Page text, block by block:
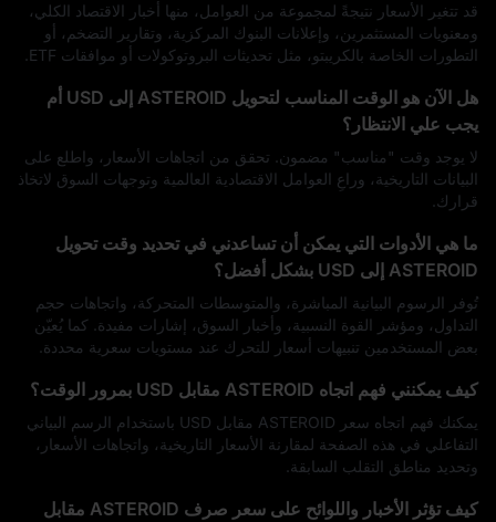
قد تتغير الأسعار نتيجةً لمجموعة من العوامل، منها أخبار الاقتصاد الكلي،
ومعنويات المستثمرين، وإعلانات البنوك المركزية، وتقارير التضخم، أو
التطورات الخاصة بالكريبتو، مثل تحديثات البروتوكولات أو موافقات ETF.
هل الآن هو الوقت المناسب لتحويل ASTEROID إلى USD أم
يجب علي الانتظار؟
لا يوجد وقت "مناسب" مضمون. تحقق من اتجاهات الأسعار، واطلع على
البيانات التاريخية، وراعِ العوامل الاقتصادية العالمية وتوجهات السوق لاتخاذ
قرارك.
ما هي الأدوات التي يمكن أن تساعدني في تحديد وقت تحويل
ASTEROID إلى USD بشكل أفضل؟
تُوفر الرسوم البيانية المباشرة، والمتوسطات المتحركة، واتجاهات حجم
التداول، ومؤشر القوة النسبية، وأخبار السوق، إشارات مفيدة. كما يُعيّن
بعض المستخدمين تنبيهات أسعار للتحرك عند مستويات سعرية محددة.
كيف يمكنني فهم اتجاه ASTEROID مقابل USD بمرور الوقت؟
يمكنك فهم اتجاه سعر ASTEROID مقابل USD باستخدام الرسم البياني
التفاعلي في هذه الصفحة لمقارنة الأسعار التاريخية، واتجاهات الأسعار،
وتحديد مناطق التقلب السابقة.
كيف تؤثر الأخبار واللوائح على سعر صرف ASTEROID مقابل